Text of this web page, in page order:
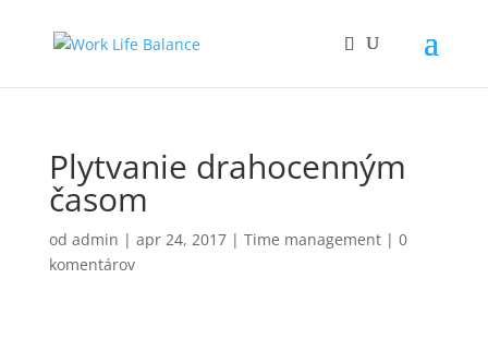
Plytvanie drahocenným
časom
od admin | apr 24, 2017| Time management| 0
komentárov